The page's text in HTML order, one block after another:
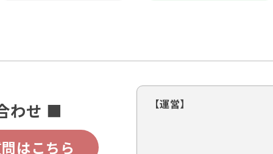
わせ ■
はこちら
【運営】